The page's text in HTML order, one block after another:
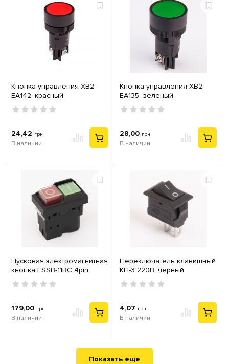
Кнопка управления XB2-
EA142, красный
24,42 грн
В наличии
Кнопка управления XB2-
EA135, зеленый
28,00 грн
В наличии
Пусковая электромагнитная
кнопка ESSB-11BC 4pin,
черная рамка
179,00 грн
В наличии
Переключатель клавишный
КП-3 220В, черный
4,07 грн
В наличии
Показать еще